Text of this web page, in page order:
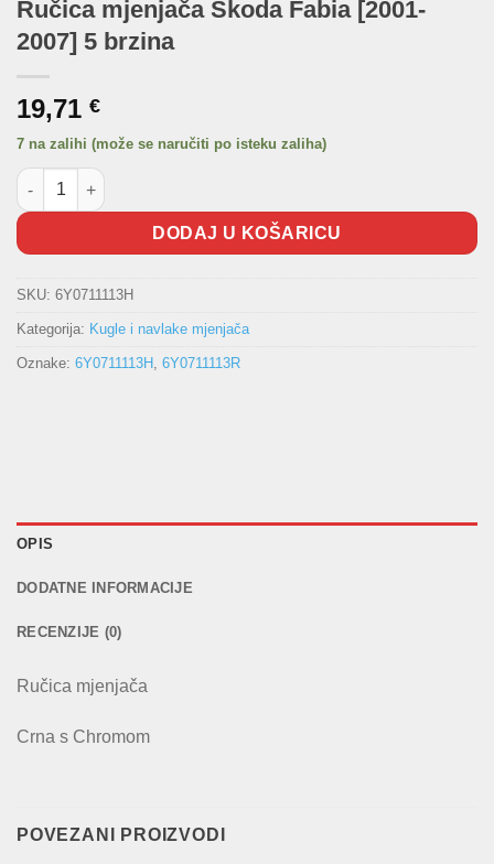
Ručica mjenjača Škoda Fabia [2001-
2007] 5 brzina
19,71 €
7 na zalihi (može se naručiti po isteku zaliha)
Ručica mjenjača Škoda Fabia [2001-2007] 5 brzina količina
DODAJ U KOŠARICU
SKU: 6Y0711113H
Kategorija: Kugle i navlake mjenjača
Oznake: 6Y0711113H , 6Y0711113R
OPIS
DODATNE INFORMACIJE
RECENZIJE (0)
Ručica mjenjača
Crna s Chromom
POVEZANI PROIZVODI